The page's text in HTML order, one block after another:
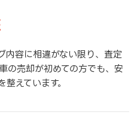
内容に相違がない限り、査定
の売却が初めての方でも、安
えています。